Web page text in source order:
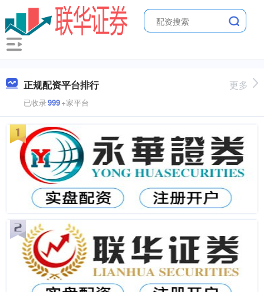
正规配资平台排行
已收录999+家平台
更多